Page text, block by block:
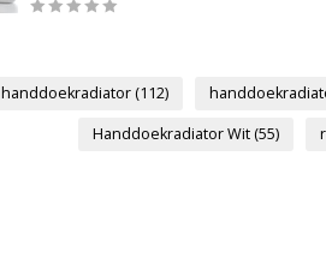
handdoekradiator(112)
Handdoekradiator Wit(55)